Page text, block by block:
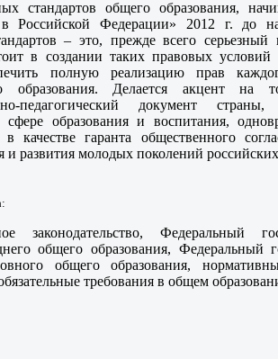
стандартов общего образования,
в Российской Федерации» 2012 г. до
– это, прежде всего серьезный
в создании таких правовых
полную реализацию прав
образования. Делается акцент
педагогический документ
сфере образования и воспитания,
в качестве гаранта общественного
и развития молодых поколений
:
законодательство, Федеральный
общего образования, Федеральный
общего образования,
требования в общем